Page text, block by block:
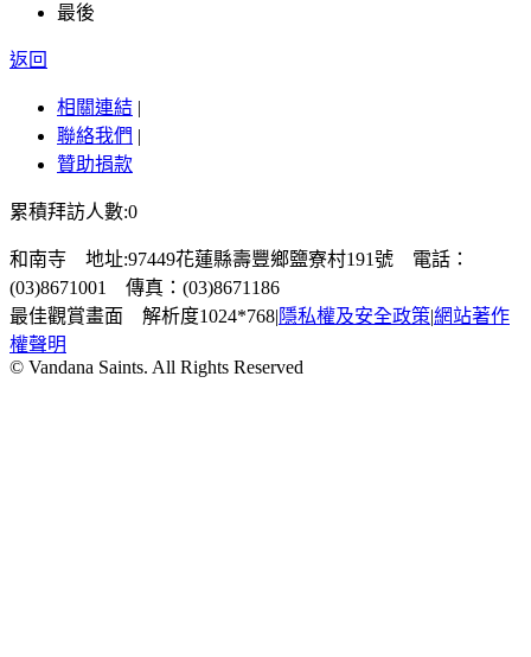
最後
返回
相關連結 |
聯絡我們 |
贊助捐款
累積拜訪人數:0
和南寺 地址:97449花蓮縣壽豐鄉鹽寮村191號 電話：
(03)8671001 傳真：(03)8671186
最佳觀賞畫面 解析度1024*768|隱私權及安全政策|網站著作
權聲明
© Vandana Saints. All Rights Reserved